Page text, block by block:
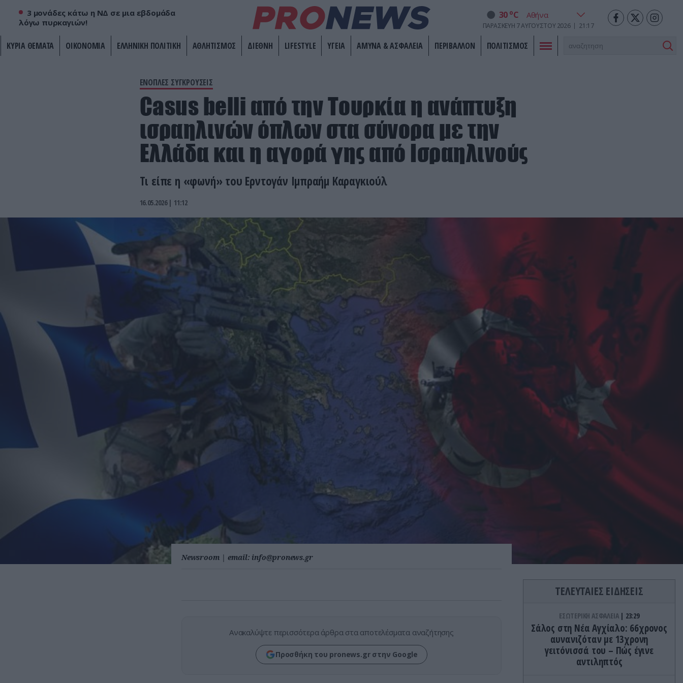
3 μονάδες κάτω η ΝΔ σε μια εβδομάδα
λόγω πυρκαγιών!
30 oC
ΠΑΡΑΣΚΕΥΉ 7ΑΥΓΟΎΣΤΟΥ 2026 21:17
ΚΥΡΙΑ ΘΕΜΑΤΑ ΟΙΚΟΝΟΜΙΑ ΕΛΛΗΝΙΚΗ ΠΟΛΙΤΙΚΗ ΑΘΛΗΤΙΣΜΟΣ ΔΙΕΘΝΗ LIFESTYLE ΥΓΕΙΑ ΑΜΥΝΑ & ΑΣΦΑΛΕΙΑ ΠΕΡΙΒΑΛΛΟΝ ΠΟΛΙΤΙΣΜΟΣ
ΕΝΟΠΛΕΣ ΣΥΓΚΡΟΥΣΕΙΣ
Casus belli από την Τουρκία η ανάπτυξη
ισραηλινών όπλων στα σύνορα με την
Ελλάδα και η αγορά γης από Ισραηλινούς
Tι είπε η «φωνή» του Ερντογάν Ιμπραήμ Καραγκιούλ
16.05.2026 | 11:12
Newsroom | email: info@pronews.gr
Ανακαλύψτε περισσότερα άρθρα στα αποτελέσματα αναζήτησης
Προσθήκη του pronews.gr στην Google
ΤΕΛΕΥΤΑΙΕΣ ΕΙΔΗΣΕΙΣ
ΕΣΩΤΕΡΙΚΗ ΑΣΦΑΛΕΙΑ 23:29
Σάλος στη Νέα Αγχίαλο: 66χρονος
αυνανιζόταν με 13χρονη
γειτόνισσά του – Πώς έγινε
αντιληπτός